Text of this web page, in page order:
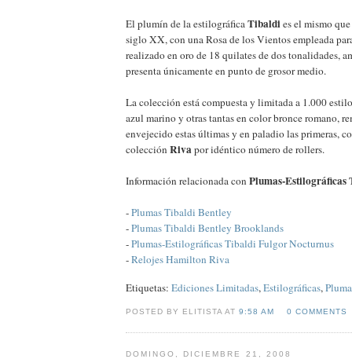
El plumín de la estilográficaTibaldies el mismo
siglo XX, con una Rosa de los Vientos empleada
realizado en oro de 18 quilates de dos tonalidades,
presenta únicamente en punto de grosor medio.
La colección está compuesta y limitada a 1.000
azul marino y otras tantas en color bronce romano,
envejecido estas últimas y en paladio las primeras,
colección Rivapor idéntico número de rollers.
Información relacionada con Plumas-
-Plumas Tibaldi Bentley
-Plumas Tibaldi Bentley Brooklands
-Plumas-Estilográficas Tibaldi Fulgor Nocturnus
-Relojes Hamilton Riva
Etiquetas: Ediciones Limitadas,Estilográficas,
POSTED BY ELITISTA AT9:58 AM 0 COMMENTS
DOMINGO, DICIEMBRE 21, 2008